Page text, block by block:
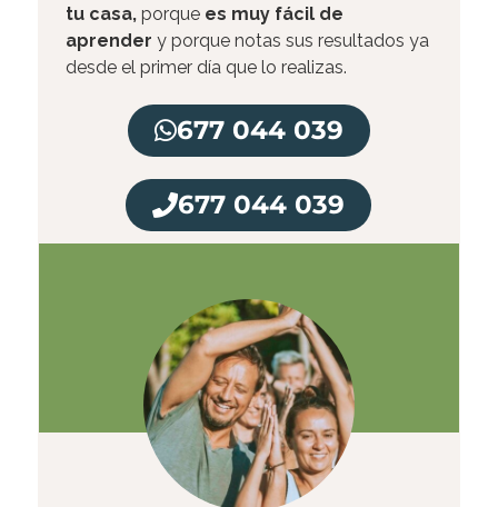
tu casa,porque es muy fácil de
aprender y porque notas sus resultados ya
desde el primer día que lo realizas.
677 044 039
677 044 039